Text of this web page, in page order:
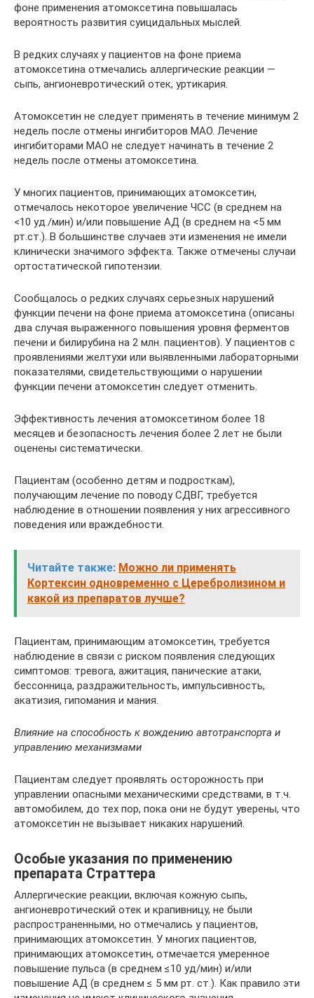
фоне применения атомоксетина повышалась
вероятность развития суицидальных мыслей.
В редких случаях у пациентов на фоне приема
атомоксетина отмечались аллергические реакции —
сыпь, ангионевротический отек, уртикария.
Атомоксетин не следует применять в течение минимум 2
недель после отмены ингибиторов МАО. Лечение
ингибиторами МАО не следует начинать в течение 2
недель после отмены атомоксетина.
У многих пациентов, принимающих атомоксетин,
отмечалось некоторое увеличение ЧСС (в среднем на
<10 уд./мин) и/или повышение АД (в среднем на <5 мм
рт.ст.). В большинстве случаев эти изменения не имели
клинически значимого эффекта. Также отмечены случаи
ортостатической гипотензии.
Сообщалось о редких случаях серьезных нарушений
функции печени на фоне приема атомоксетина (описаны
два случая выраженного повышения уровня ферментов
печени и билирубина на 2 млн. пациентов). У пациентов с
проявлениями желтухи или выявленными лабораторными
показателями, свидетельствующими о нарушении
функции печени атомоксетин следует отменить.
Эффективность лечения атомоксетином более 18
месяцев и безопасность лечения более 2 лет не были
оценены систематически.
Пациентам (особенно детям и подросткам),
получающим лечение по поводу СДВГ, требуется
наблюдение в отношении появления у них агрессивного
поведения или враждебности.
Читайте также: Можно ли применять
Кортексин одновременно с Церебролизином и
какой из препаратов лучше?
Пациентам, принимающим атомоксетин, требуется
наблюдение в связи с риском появления следующих
симптомов: тревога, ажитация, панические атаки,
бессонница, раздражительность, импульсивность,
акатизия, гипомания и мания.
Влияние на способность к вождению автотранспорта и
управлению механизмами
Пациентам следует проявлять осторожность при
управлении опасными механическими средствами, в т.ч.
автомобилем, до тех пор, пока они не будут уверены, что
атомоксетин не вызывает никаких нарушений.
Особые указания по применению
препарата Страттера
Аллергические реакции, включая кожную сыпь,
ангионевротический отек и крапивницу, не были
распространенными, но отмечались у пациентов,
принимающих атомоксетин. У многих пациентов,
принимающих атомоксетин, отмечается умеренное
повышение пульса (в среднем ≤10 уд/мин) и/или
повышение АД (в среднем ≤ 5 мм рт. ст.). Как правило эти